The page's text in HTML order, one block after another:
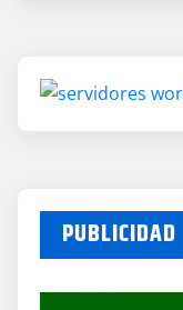
PUBLICIDAD